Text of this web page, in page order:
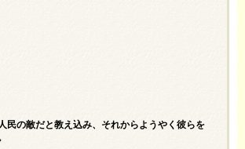
民の敵だと教え込み、それからようやく彼らを